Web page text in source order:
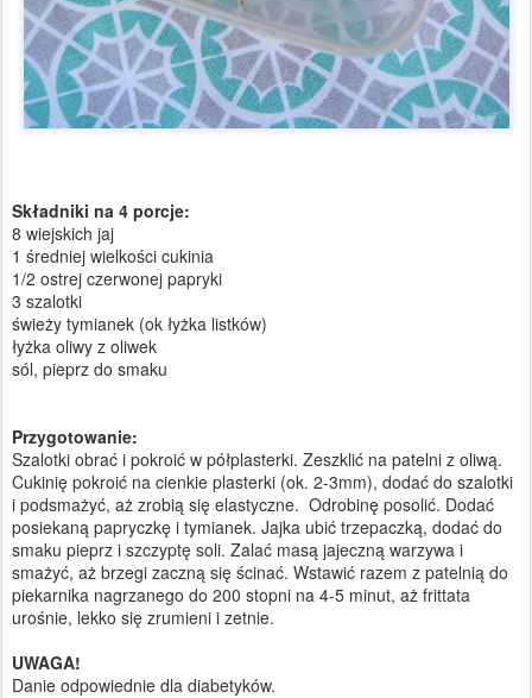
Składniki na 4 porcje:
8 wiejskich jaj
1 średniej wielkości cukinia
1/2 ostrej czerwonej papryki
3 szalotki
świeży tymianek (ok łyżka listków)
łyżka oliwy z oliwek
sól, pieprz do smaku
Przygotowanie:
Szalotki obrać i pokroić w półplasterki. Zeszklić na patelni z oliwą.
Cukinię pokroić na cienkie plasterki (ok. 2-3mm), dodać do szalotki
i podsmażyć, aż zrobią się elastyczne. Odrobinę posolić. Dodać
posiekaną papryczkę i tymianek. Jajka ubić trzepaczką, dodać do
smaku pieprz i szczyptę soli. Zalać masą jajeczną warzywa i
smażyć, aż brzegi zaczną się ścinać. Wstawić razem z patelnią do
piekarnika nagrzanego do 200 stopni na 4-5 minut, aż frittata
urośnie, lekko się zrumieni i zetnie.
UWAGA!
Danie odpowiednie dla diabetyków.